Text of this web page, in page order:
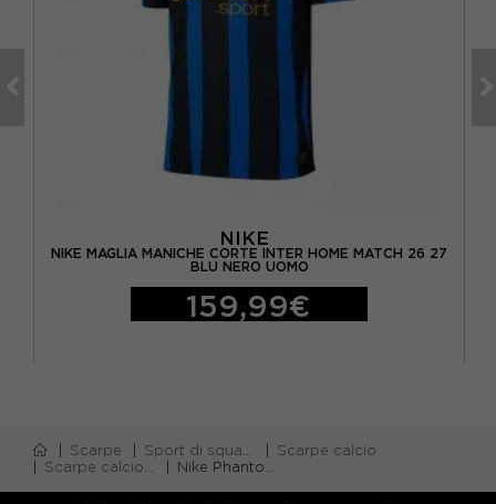
NIKE
NIKE MAGLIA MANICHE CORTE INTER HOME MATCH 26 27
BLU NERO UOMO
159,99€
Scarpe Sport di squadra
Scarpe calcio
Scarpe calcio firm ground (fg)
Nike Phantom Gx Pro Fg Nero Blu - Scarpe Da Calcio Uomo